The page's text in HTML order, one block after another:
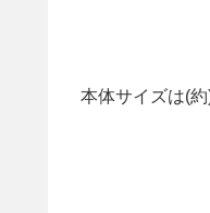
本体サイズは(